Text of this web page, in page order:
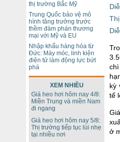
kỳ
tế
ở
thị trường Bắc Mỹ
Trung Quốc bảo vệ mô
hình tăng trưởng trước
thềm đàm phán thương
mại với Mỹ và EU
Nhập khẩu hàng hóa từ
Đức: Máy móc, linh kiện
điện tử làm động lực bứt
phá
XEM NHIỀU
Giá heo hơi hôm nay 4/8:
Miền Trung và miền Nam
đi ngang
Giá heo hơi hôm nay 5/8:
Thị trường tiếp tục lùi nhẹ
tại nhiều nơi